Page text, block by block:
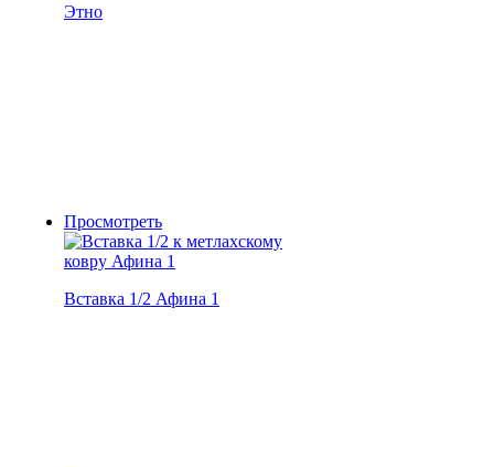
Этно
Просмотреть
Вставка 1/2 Афина 1